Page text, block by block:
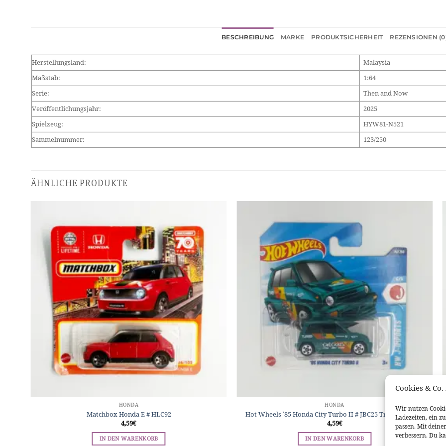
Cookies &
Wir nutzen
Ladezeiten, ein
passen. Mit
verbessern. Du
BESCHREIBUNG MARKE PRODUKTSICHERHEIT REZENSIONEN
Herstellungsland:
Malaysia
Maßstab:
1:64
Serie:
Then and Now
Veröffentlichungsjahr:
2025
Spielzeug:
HYW81-N521
Sammelnummer:
123/250
ÄHNLICHE PRODUKTE
HONDA
Matchbox Honda E # HLC92
4,59€
IN DEN WARENKORB
HONDA
Hot Wheels ’85 Honda City Turbo II # JBC25 Treasure Hunt
4,59€
IN DEN WARENKORB